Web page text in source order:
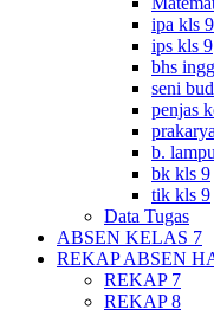
ipa kls 9
ips kls 9
bhs
seni
penjas
b.
bk kls 9
tik kls 9
Data Tugas
ABSEN KELAS 7
REKAP ABSEN
REKAP 7
REKAP 8